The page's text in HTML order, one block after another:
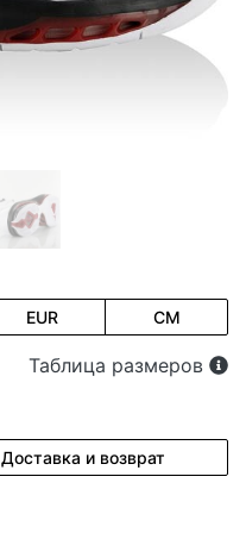
EUR CM
Таблица размеров
Доставка и возврат